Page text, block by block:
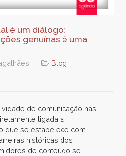
é um diálogo:
genuínas é uma
Blog
de comunicação nas
ligada a
que se estabelece com
históricas dos
de conteúdo se